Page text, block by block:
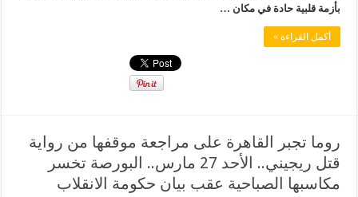
بأزمة قلبية حادة في مكان …
أكمل القراءة »
روما تجبر القاهرة على مراجعة موقفها من رواية
قتل ريجيني.. الأحد 27 مارس.. البورصة تخسر
مكاسبها الصباحية عقب بيان حكومة الانقلاب